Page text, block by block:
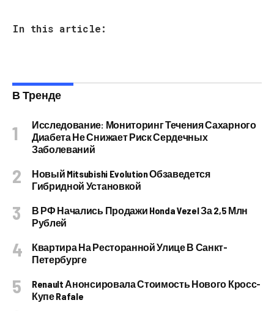
In this article:
В Тренде
Исследование: Мониторинг Течения Сахарного
Диабета Не Снижает Риск Сердечных
Заболеваний
Новый Mitsubishi Evolution Обзаведется
Гибридной Установкой
В РФ Начались Продажи Honda Vezel За 2,5 Млн
Рублей
Квартира На Ресторанной Улице В Санкт-
Петербурге
Renault Анонсировала Стоимость Нового Кросс-
Купе Rafale